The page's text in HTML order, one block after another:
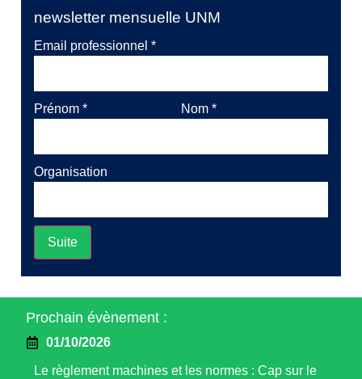
newsletter mensuelle UNM
Email professionnel *
Prénom * Nom *
Organisation
Suite
Prochain évènement :
01/10/2026
Le règlement machines et les normes : Cap sur le